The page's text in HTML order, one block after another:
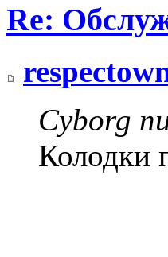
Re:
Cyborg
Колодки